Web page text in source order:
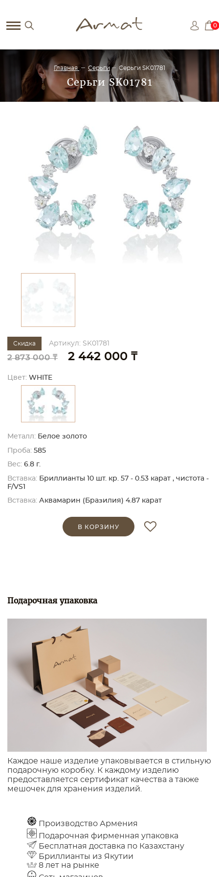
0
Главная Серьги Серьги SK01781
Серьги SK01781
Скидка Артикул: SK01781
2 873 000 ₸ 2 442 000 ₸
Цвет: WHITE
Металл: Белое золото
Проба: 585
Вес: 6.8 г.
Вставка: Бриллианты 10 шт. кр. 57 - 0.53 карат , чистота -
F/VS1
Вставка: Аквамарин (Бразилия) 4.87 карат
В КОРЗИНУ
Подарочная упаковка
Каждое наше изделие упаковывается в стильную
подарочную коробку. К каждому изделию
предоставляется сертификат качества а также
мешочек для хранения изделий.
Производство Армения
Подарочная фирменная упаковка
Бесплатная доставка по Казахстану
Бриллианты из Якутии
8 лет на рынке